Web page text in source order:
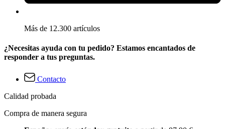
Más de 12.300 artículos
¿Necesitas ayuda con tu pedido? Estamos encantados de
responder a tus preguntas.
Contacto
Calidad probada
Compra de manera segura